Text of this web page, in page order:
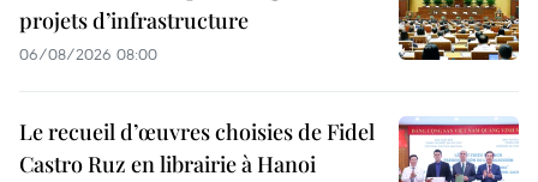
projets d’infrastructure
06/08/2026 08:00
Le recueil d’œuvres choisies de Fidel
Castro Ruz en librairie à Hanoi